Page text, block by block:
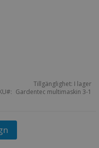
Tillgänglighet: I lager
Gardentec multimaskin 3-1